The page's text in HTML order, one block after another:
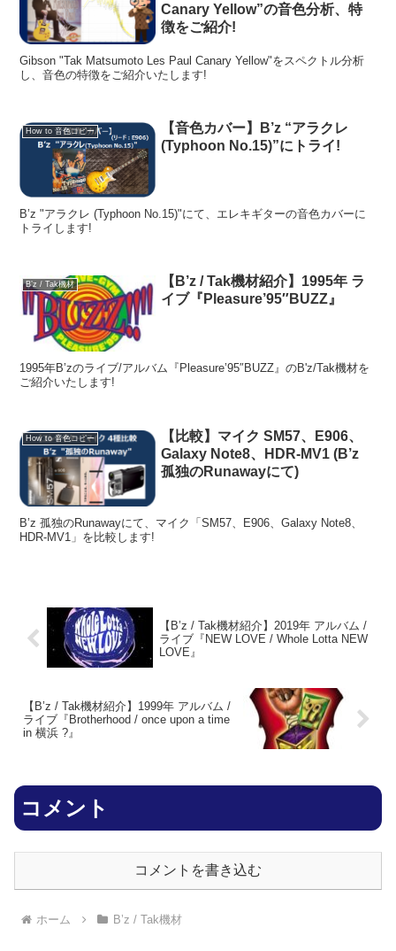
Canary Yellow”の音色分析、特
徴をご紹介!
Gibson "Tak Matsumoto Les Paul Canary Yellow"をスペクトル分析
し、音色の特徴をご紹介いたします!
How to 音色コピー
【音色カバー】B’z “アラクレ
(Typhoon No.15)”にトライ!
B’z "アラクレ (Typhoon No.15)"にて、エレキギターの音色カバーに
トライします!
B’z / Tak機材
【B’z / Tak機材紹介】1995年 ラ
イブ『Pleasure’95″BUZZ』
1995年B’zのライブ/アルバム『Pleasure’95″BUZZ』のB'z/Tak機材を
ご紹介いたします!
How to 音色コピー
【比較】マイク SM57、E906、
Galaxy Note8、HDR-MV1 (B’z
孤独のRunawayにて)
B’z 孤独のRunawayにて、マイク「SM57、E906、Galaxy Note8、
HDR-MV1」を比較します!
【B’z / Tak機材紹介】2019年 アルバム /
ライブ『NEW LOVE / Whole Lotta NEW
LOVE』
【B’z / Tak機材紹介】1999年 アルバム /
ライブ『Brotherhood / once upon a time
in 横浜 ?』
コメント
コメントを書き込む
ホーム B’z / Tak機材